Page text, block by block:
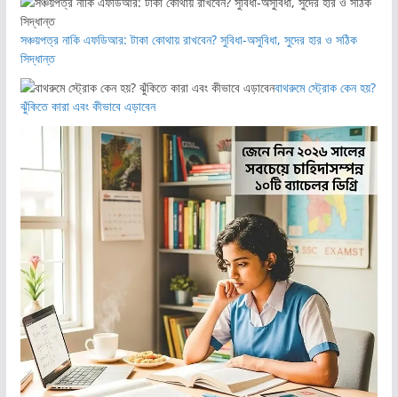
সঞ্চয়পত্র নাকি এফডিআর: টাকা কোথায় রাখবেন? সুবিধা-অসুবিধা, সুদের হার ও সঠিক
সিদ্ধান্ত
বাথরুমে স্ট্রোক কেন হয়?
ঝুঁকিতে কারা এবং কীভাবে এড়াবেন